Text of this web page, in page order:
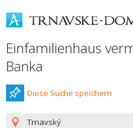
Einfamilienhaus
Banka
Diese Suche speichern
Trnavský